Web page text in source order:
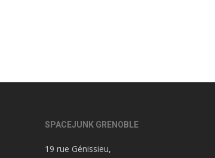
SPACEJUNK GRENOBLE
19 rue Génissieu,